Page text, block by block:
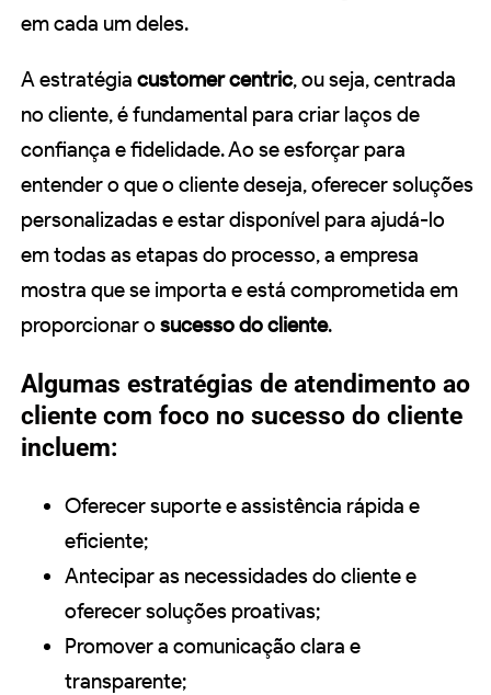
em cada um deles.
A estratégia customer centric, ou seja, centrada
no cliente, é fundamental para criar laços de
confiança e fidelidade. Ao se esforçar para
entender o que o cliente deseja, oferecer soluções
personalizadas e estar disponível para ajudá-lo
em todas as etapas do processo, a empresa
mostra que se importa e está comprometida em
proporcionar o sucesso do cliente.
Algumas estratégias de atendimento ao
cliente com foco no sucesso do cliente
incluem:
Oferecer suporte e assistência rápida e
eficiente;
Antecipar as necessidades do cliente e
oferecer soluções proativas;
Promover a comunicação clara e
transparente;